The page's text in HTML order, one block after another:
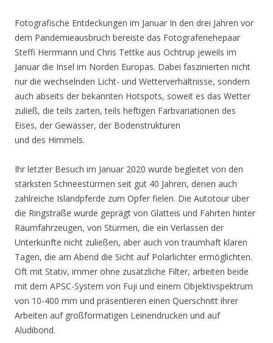
Fotografische Entdeckungen im Januar In den drei Jahren vor
dem Pandemieausbruch bereiste das Fotografenehepaar
Steffi Herrmann und Chris Tettke aus Ochtrup jeweils im
Januar die Insel im Norden Europas. Dabei faszinierten nicht
nur die wechselnden Licht- und Wetterverhältnisse, sondern
auch abseits der bekannten Hotspots, soweit es das Wetter
zuließ, die teils zarten, teils heftigen Farbvariationen des
Eises, der Gewässer, der Bodenstrukturen
und des Himmels.
Ihr letzter Besuch im Januar 2020 wurde begleitet von den
stärksten Schneestürmen seit gut 40 Jahren, denen auch
zahlreiche Islandpferde zum Opfer fielen. Die Autotour über
die Ringstraße wurde geprägt von Glatteis und Fahrten hinter
Räumfahrzeugen, von Stürmen, die ein Verlassen der
Unterkünfte nicht zuließen, aber auch von traumhaft klaren
Tagen, die am Abend die Sicht auf Polarlichter ermöglichten.
Oft mit Stativ, immer ohne zusätzliche Filter, arbeiten beide
mit dem APSC-System von Fuji und einem Objektivspektrum
von 10-400 mm und präsentieren einen Querschnitt ihrer
Arbeiten auf großformatigen Leinendrucken und auf
Aludibond.